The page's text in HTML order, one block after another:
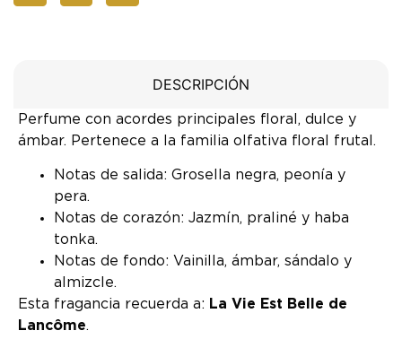
DESCRIPCIÓN
Perfume con acordes principales floral, dulce y
ámbar. Pertenece a la familia olfativa floral frutal.
Notas de salida: Grosella negra, peonía y
pera.
Notas de corazón: Jazmín, praliné y haba
tonka.
Notas de fondo: Vainilla, ámbar, sándalo y
almizcle.
Esta fragancia recuerda a: La Vie Est Belle de
Lancôme.